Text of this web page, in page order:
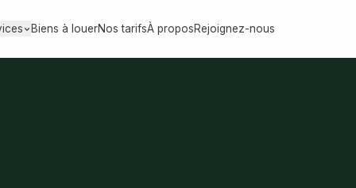
Biens à louerNos tarifsÀ proposRejoignez-nous